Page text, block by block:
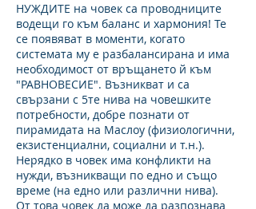
НУЖДИТЕ на човек са проводниците
водещи го към баланс и хармония! Те
се появяват в моменти, когато
системата му е разбалансирана и има
необходимост от връщането й към
"РАВНОВЕСИЕ". Възникват и са
свързани с 5те нива на човешките
потребности, добре познати от
пирамидата на Маслоу (физиологични,
екзистенциални, социални и т.н.).
Нерядко в човек има конфликти на
нужди, възникващи по едно и също
време (на едно или различни нива).
От това човек да може да разпознава